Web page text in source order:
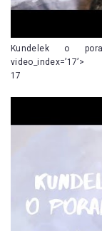
Kundelek o
video_index=’17’>
17